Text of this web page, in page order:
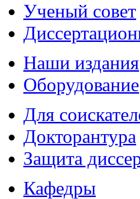
Ученый совет
Наши издания
Оборудование
Для
Докторантура
Защита
Кафедры